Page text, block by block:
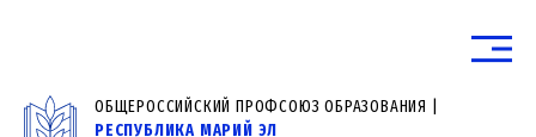
ОБЩЕРОССИЙСКИЙ ПРОФСОЮЗ ОБРАЗОВАНИЯ |
РЕСПУБЛИКА МАРИЙ ЭЛ